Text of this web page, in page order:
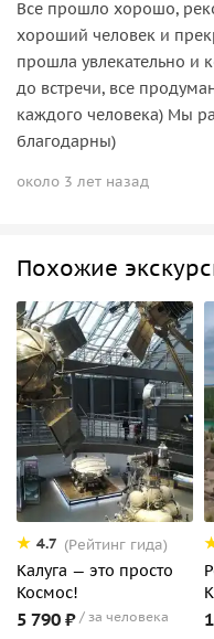
Все прошло хорошо,
хороший человек и
прошла увлекательно и
до встречи, все
каждого человека) Мы
благодарны)
около 3 лет назад
Похожие
4.7 (Рейтинг гида)
Калуга — это просто
Космос!
5 790 ₽ за человека